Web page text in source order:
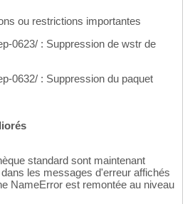
ou restrictions importantes
0623/ : Suppression de wstr de
0632/ : Suppression du paquet
standard sont maintenant
les messages d'erreur affichés
NameError est remontée au niveau